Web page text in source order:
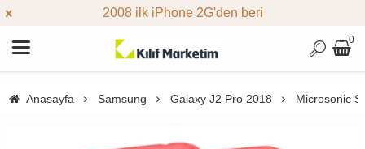
2008 ilk iPhone 2G'den beri
0
Anasayfa Samsung Galaxy J2 Pro 2018 Microsonic